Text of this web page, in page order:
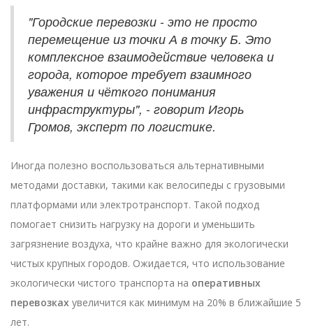
"Городские перевозки - это не просто
перемещение из точки А в точку Б. Это
комплексное взаимодействие человека и
города, которое требует взаимного
уважения и чёткого понимания
инфраструктуры", - говорит Игорь
Громов, эксперт по логистике.
Иногда полезно воспользоваться альтернативными
методами доставки, такими как велосипеды с грузовыми
платформами или электротранспорт. Такой подход
помогает снизить нагрузку на дороги и уменьшить
загрязнение воздуха, что крайне важно для экологически
чистых крупных городов. Ожидается, что использование
экологически чистого транспорта на оперативных
перевозках увеличится как минимум на 20% в ближайшие 5
лет.